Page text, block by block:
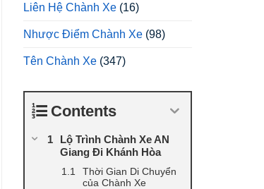
Liên Hệ Chành Xe (16)
Nhược Điểm Chành Xe (98)
Tên Chành Xe (347)
Contents
Lộ Trình Chành Xe AN
Giang Đi Khánh Hòa
Thời Gian Di Chuyển
của Chành Xe